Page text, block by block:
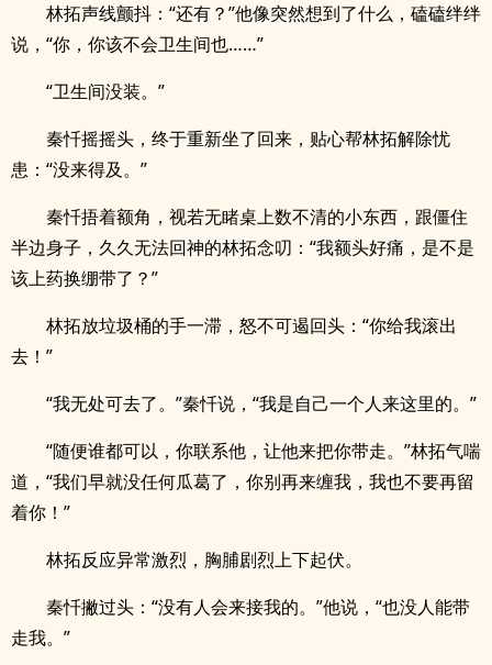
林拓声线颤抖：“还有？”他像突然想到了什么，磕磕绊绊
说，“你，你该不会卫生间也……”
“卫生间没装。”
秦忏摇摇头，终于重新坐了回来，贴心帮林拓解除忧
患：“没来得及。”
秦忏捂着额角，视若无睹桌上数不清的小东西，跟僵住
半边身子，久久无法回神的林拓念叨：“我额头好痛，是不是
该上药换绷带了？”
林拓放垃圾桶的手一滞，怒不可遏回头：“你给我滚出
去！”
“我无处可去了。”秦忏说，“我是自己一个人来这里的。”
“随便谁都可以，你联系他，让他来把你带走。”林拓气喘
道，“我们早就没任何瓜葛了，你别再来缠我，我也不要再留
着你！”
林拓反应异常激烈，胸脯剧烈上下起伏。
秦忏撇过头：“没有人会来接我的。”他说，“也没人能带
走我。”